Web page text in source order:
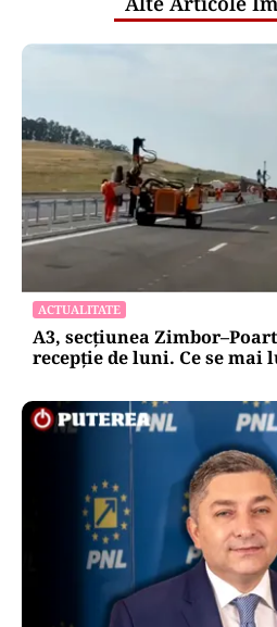
ACTUALITATE
A3, secțiunea
recepție de luni. Ce se mai